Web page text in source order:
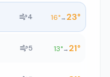
4 16°→ 23°
5 13°→ 21°